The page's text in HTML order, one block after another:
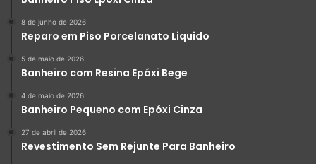
8 de junho de 2026
Reparo em Piso Porcelanato Liquido
5 de maio de 2026
Banheiro com Resina Epóxi Bege
4 de maio de 2026
Banheiro Pequeno com Epóxi Cinza
27 de abril de 2026
Revestimento Sem Rejunte Para Banheiro